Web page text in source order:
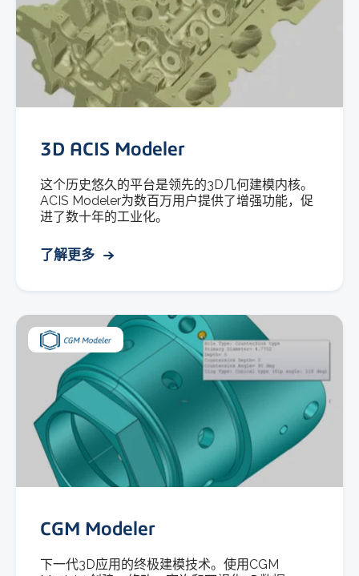
3D ACIS Modeler
这个历史悠久的平台是领先的3D几何建模内核。
ACIS Modeler为数百万用户提供了增强功能，促
进了数十年的工业化。
了解更多
CGM Modeler
下一代3D应用的终极建模技术。使用CGM